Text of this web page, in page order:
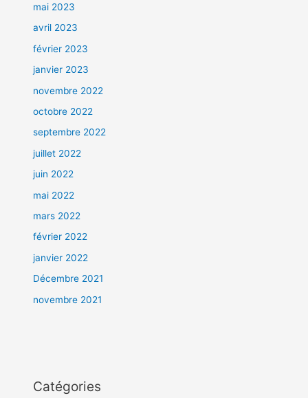
mai 2023
avril 2023
février 2023
janvier 2023
novembre 2022
octobre 2022
septembre 2022
juillet 2022
juin 2022
mai 2022
mars 2022
février 2022
janvier 2022
Décembre 2021
novembre 2021
Catégories